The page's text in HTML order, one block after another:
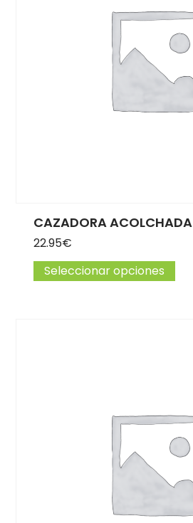
CAZADORA ACOLCHADA
22.95€
Seleccionar opciones